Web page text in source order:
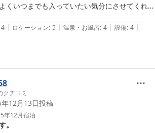
くいつまでも入っていたい気分にさせてくれま
楽しみました。
ました。ありがとうございました。
4 | ロケーション: 5 | 温泉・お風呂: 4 | 設備: 4 |
クチコミ
12月13日投稿
年12月宿泊
。